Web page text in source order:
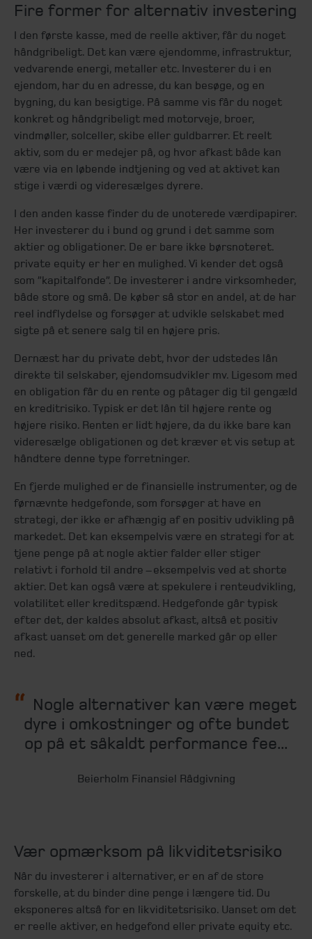
Fire former for alternativ investering
I den første kasse, med de reelle aktiver, får du noget
håndgribeligt. Det kan være ejendomme, infrastruktur,
vedvarende energi, metaller etc. Investerer du i en
ejendom, har du en adresse, du kan besøge, og en
bygning, du kan besigtige. På samme vis får du noget
konkret og håndgribeligt med motorveje, broer,
vindmøller, solceller, skibe eller guldbarrer. Et reelt
aktiv, som du er medejer på, og hvor afkast både kan
være via en løbende indtjening og ved at aktivet kan
stige i værdi og videresælges dyrere.
I den anden kasse finder du de unoterede værdipapirer.
Her investerer du i bund og grund i det samme som
aktier og obligationer. De er bare ikke børsnoteret.
private equity er her en mulighed. Vi kender det også
som ”kapitalfonde”. De investerer i andre virksomheder,
både store og små. De køber så stor en andel, at de har
reel indflydelse og forsøger at udvikle selskabet med
sigte på et senere salg til en højere pris.
Dernæst har du private debt, hvor der udstedes lån
direkte til selskaber, ejendomsudvikler mv. Ligesom med
en obligation får du en rente og påtager dig til gengæld
en kreditrisiko. Typisk er det lån til højere rente og
højere risiko. Renten er lidt højere, da du ikke bare kan
videresælge obligationen og det kræver et vis setup at
håndtere denne type forretninger.
En fjerde mulighed er de finansielle instrumenter, og de
førnævnte hedgefonde, som forsøger at have en
strategi, der ikke er afhængig af en positiv udvikling på
markedet. Det kan eksempelvis være en strategi for at
tjene penge på at nogle aktier falder eller stiger
relativt i forhold til andre – eksempelvis ved at shorte
aktier. Det kan også være at spekulere i renteudvikling,
volatilitet eller kreditspænd. Hedgefonde går typisk
efter det, der kaldes absolut afkast, altså et positiv
afkast uanset om det generelle marked går op eller
ned.
Nogle alternativer kan være meget
dyre i omkostninger og ofte bundet
op på et såkaldt performance fee...
Beierholm Finansiel Rådgivning
Vær opmærksom på likviditetsrisiko
Når du investerer i alternativer, er en af de store
forskelle, at du binder dine penge i længere tid. Du
eksponeres altså for en likviditetsrisiko. Uanset om det
er reelle aktiver, en hedgefond eller private equity etc.